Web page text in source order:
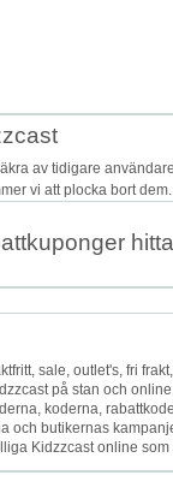
av tidigare
vi att plocka bort dem.
sale, outlet's, fri
på stan och
koderna,
butikernas
Kidzzcast online